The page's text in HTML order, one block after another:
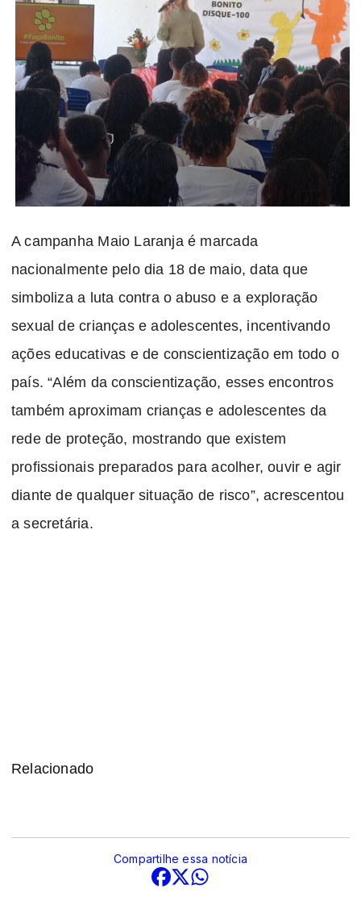
A campanha Maio Laranja é marcada
nacionalmente pelo dia 18 de maio, data que
simboliza a luta contra o abuso e a exploração
sexual de crianças e adolescentes, incentivando
ações educativas e de conscientização em todo o
país. “Além da conscientização, esses encontros
também aproximam crianças e adolescentes da
rede de proteção, mostrando que existem
profissionais preparados para acolher, ouvir e agir
diante de qualquer situação de risco”, acrescentou
a secretária.
Relacionado
Compartilhe essa notícia